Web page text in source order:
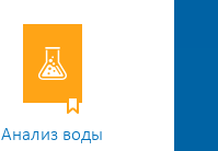
Анализ воды